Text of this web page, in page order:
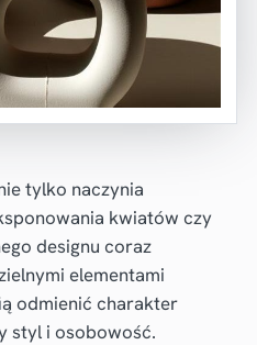
tylko naczynia
kwiatów czy
designu coraz
elementami
odmienić charakter
styl i osobowość.